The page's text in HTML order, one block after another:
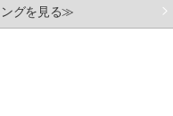
グを見る≫